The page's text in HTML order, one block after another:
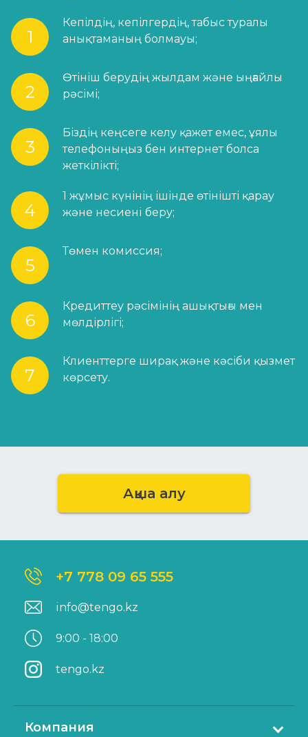
Кепілдің, кепілгердің, табыс туралы
анықтаманың болмауы;
Өтініш берудің жылдам және ыңғайлы
рәсімі;
Біздің кеңсеге келу қажет емес, ұялы
телефоныңыз бен интернет болса
жеткілікті;
1 жұмыс күнінің ішінде өтінішті қарау
және несиенi беру;
Төмен комиссия;
Кредиттеу рәсімінің ашықтығы мен
мөлдірлігі;
Клиенттерге ширақ және кәсіби қызмет
көрсету.
Ақша алу
+7 778 09 65 555
info@tengo.kz
9:00 - 18:00
tengo.kz
Компания